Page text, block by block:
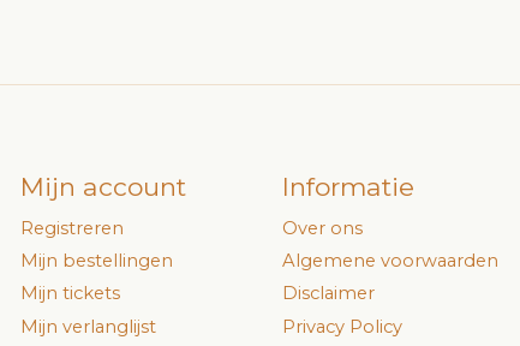
Mijn account
Registreren
Mijn bestellingen
Mijn tickets
Mijn verlanglijst
Informatie
Over ons
Algemene voorwaarden
Disclaimer
Privacy Policy